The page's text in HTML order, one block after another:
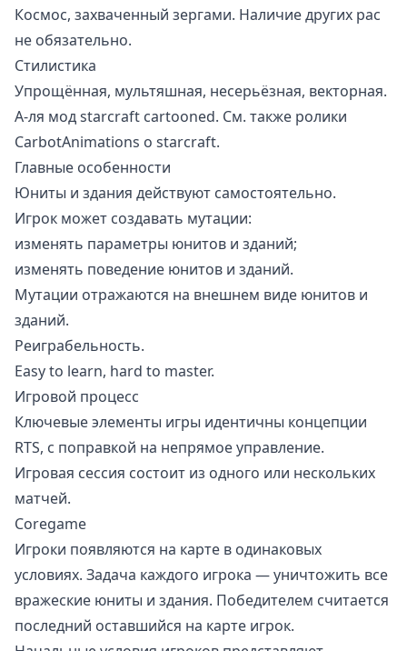
Космос, захваченный зергами. Наличие других рас
не обязательно.
Стилистика
Упрощённая, мультяшная, несерьёзная, векторная.
А-ля модstarcraft cartooned. См. также ролики
CarbotAnimations о starcraft.
Главные особенности
Юниты и здания действуют самостоятельно.
Игрок может создавать мутации:
изменять параметры юнитов и зданий;
изменять поведение юнитов и зданий.
Мутации отражаются на внешнем виде юнитов и
зданий.
Реиграбельность.
Easy to learn, hard to master.
Игровой процесс
Ключевые элементы игры идентичны концепции
RTS, с поправкой на непрямое управление.
Игровая сессия состоит из одного или нескольких
матчей.
Coregame
Игроки появляются на карте в одинаковых
условиях. Задача каждого игрока — уничтожить все
вражеские юниты и здания. Победителем считается
последний оставшийся на карте игрок.